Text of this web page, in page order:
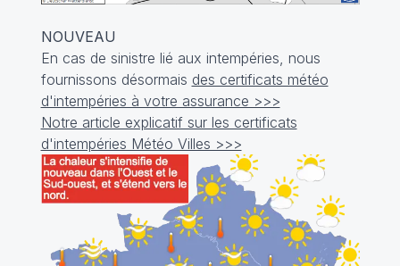
NOUVEAU
En cas de sinistre lié aux intempéries, nous
fournissons désormais des certificats météo
d'intempéries à votre assurance >>>
Notre article explicatif sur les certificats
d'intempéries Météo Villes >>>